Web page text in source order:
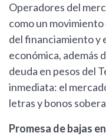
Operadores del
como un
del financiamiento y
económica, además
deuda en pesos del
inmediata: el
letras y bonos
Promesa de bajas